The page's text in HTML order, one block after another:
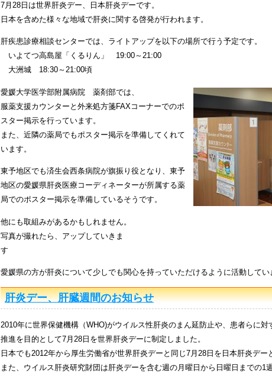
7月28日は世界肝炎デー、日本肝炎デーです。
日本を含めた様々な地域で肝炎に関する啓発が行われます。
肝疾患診療相談センターでは、ライトアップを以下の場所で行う予定です。
いよてつ高島屋「くるりん」 19:00～21:00
大洲城 18:30～21:00頃
愛媛大学医学部附属病院 薬剤部では、
服薬支援カウンターと外来処方箋FAXコーナーでのポ
スター掲示を行っています。
また、近隣の薬局でもポスター掲示を準備してくれて
います。
東予地区でも済生会西条病院が旗振り役となり、東予
地区の愛媛県肝炎医療コーディネーターが所属する薬
局でのポスター掲示を準備しているそうです。
他にも取組みがあるかもしれません。
写真が撮れたら、アップしていきま
愛媛県の方が肝炎について少しでも関心を持っていただけるように活動してい
肝炎デー、肝臓週間のお知らせ
2010年に世界保健機構（WHO)がウイルス性肝炎のまん延防止や、患者らに
推進を目的として7月28日を世界肝炎デーに制定しました。
日本でも2012年から厚生労働省が世界肝炎デーと同じ7月28日を日本肝炎デー
また、ウイルス肝炎研究財団は肝炎デーを含む週の月曜日から日曜日までの1